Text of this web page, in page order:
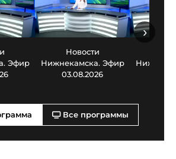
Эфир
Новости
Нижнекамска. Эфир
03.08.2026
›
Все программы